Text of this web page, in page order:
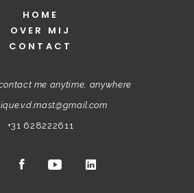
HOME
OVER MIJ
CONTACT
me anytime, anywhere
+31 628222611